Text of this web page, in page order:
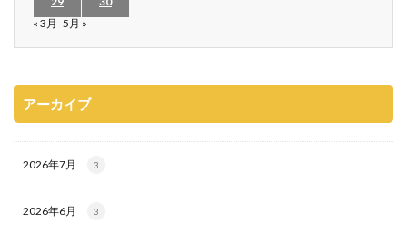
« 3月 5月 »
アーカイブ
2026年7月 3
2026年6月 3